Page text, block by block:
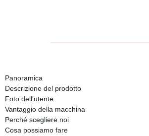
Panoramica
Descrizione del prodotto
Foto dell′utente
Vantaggio della macchina
Perché scegliere noi
Cosa possiamo fare